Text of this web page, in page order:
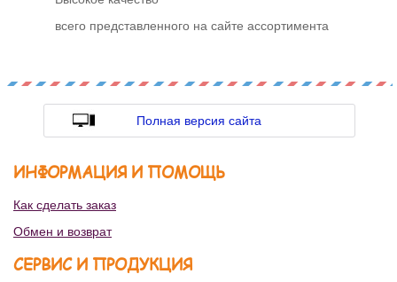
всего представленного на сайте ассортимента
Полная версия сайта
ИНФОРМАЦИЯ И ПОМОЩЬ
Как сделать заказ
Обмен и возврат
СЕРВИС И ПРОДУКЦИЯ